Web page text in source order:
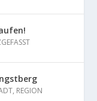
, REGION